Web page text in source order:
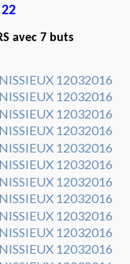
avec 7 buts